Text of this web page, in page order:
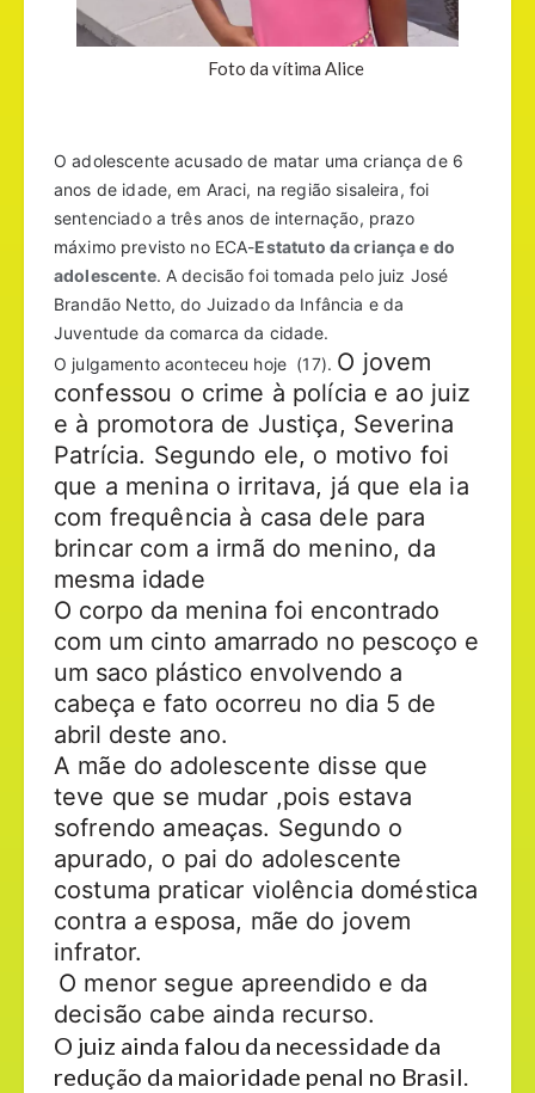
Foto da vítima Alice
O adolescente acusado de matar uma criança de 6
anos de idade, em Araci, na região sisaleira, foi
sentenciado a três anos de internação, prazo
máximo previsto no ECA-Estatuto da criança e do
adolescente. A decisão foi tomada pelo juiz José
Brandão Netto, do Juizado da Infância e da
Juventude da comarca da cidade.
O julgamento aconteceu hoje (17). O jovem
confessou o crime à polícia e ao juiz
e à promotora de Justiça, Severina
Patrícia. Segundo ele, o motivo foi
que a menina o irritava, já que ela ia
com frequência à casa dele para
brincar com a irmã do menino, da
mesma idade
O corpo da menina foi encontrado
com um cinto amarrado no pescoço e
um saco plástico envolvendo a
cabeça e fato ocorreu no dia 5 de
abril deste ano.
A mãe do adolescente disse que
teve que se mudar ,pois estava
sofrendo ameaças. Segundo o
apurado, o pai do adolescente
costuma praticar violência doméstica
contra a esposa, mãe do jovem
infrator.
O menor segue apreendido e da
decisão cabe ainda recurso.
O juiz ainda falou da necessidade da
redução da maioridade penal no Brasil.